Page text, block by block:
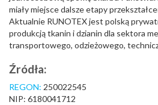
miały miejsce dalsze etapy
Aktualnie RUNOTEX jest polską
produkcją tkanin i dzianin dla sektora
transportowego, odzieżowego,
Źródła:
REGON: 250022545
NIP: 6180041712